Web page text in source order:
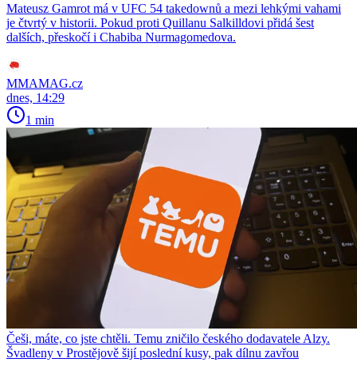
Mateusz Gamrot má v UFC 54 takedownů a mezi lehkými vahami
je čtvrtý v historii. Pokud proti Quillanu Salkilldovi přidá šest
dalších, přeskočí i Chabiba Nurmagomedova.
MMAMAG.cz
dnes, 14:29
1 min
Češi, máte, co jste chtěli. Temu zničilo českého dodavatele Alzy.
Švadleny v Prostějově šijí poslední kusy, pak dílnu zavřou